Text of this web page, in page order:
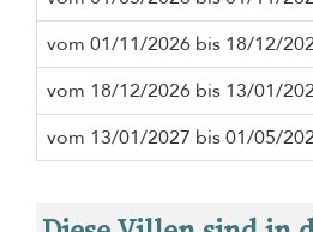
vom 01/11/2026 bis 18/12/
vom 18/12/2026 bis 13/01/
vom 13/01/2027 bis 01/05/